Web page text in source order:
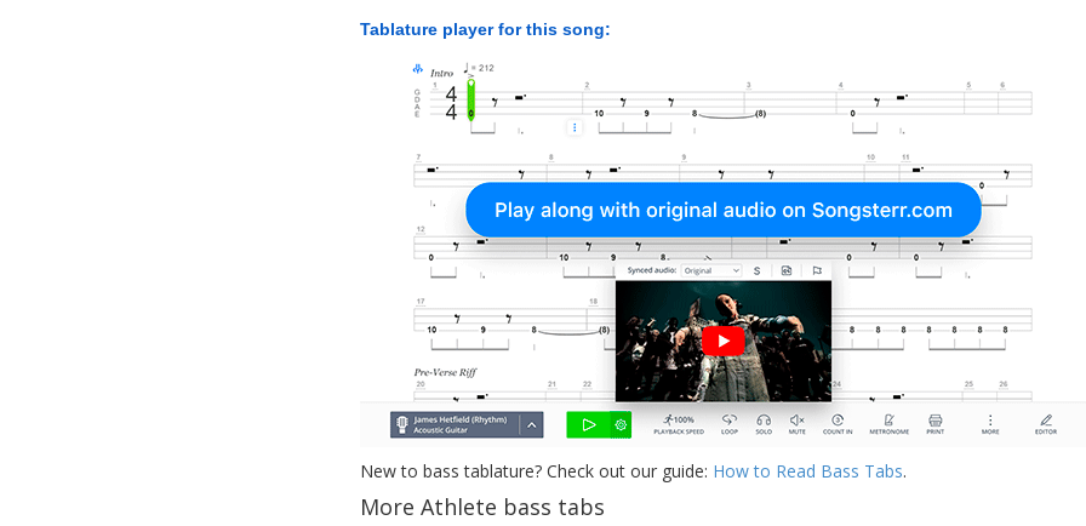
Tablature player for this song:
New to bass tablature? Check out our guide: How to Read Bass Tabs.
More Athlete bass tabs